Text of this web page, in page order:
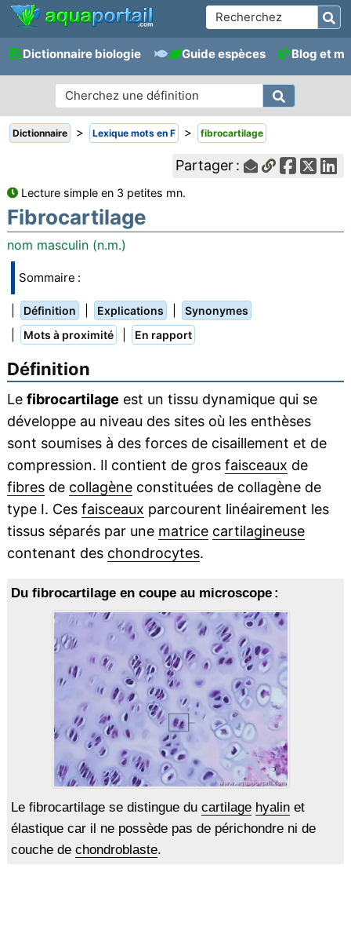
Dictionnaire biologie Guide espèces Blog et
Dictionnaire > Lexique mots en F > fibrocartilage
Partager :
Lecture simple en 3 petites mn.
Fibrocartilage
nom masculin (n.m.)
Sommaire :
Définition Explications Synonymes
Mots à proximité En rapport
Définition
Le fibrocartilage est un tissu dynamique qui se
développe au niveau des sites où les enthèses
sont soumises à des forces de cisaillement et de
compression. Il contient de gros faisceaux de
fibresde collagèneconstituées de collagène de
type I. Ces faisceaux parcourent linéairement les
tissus séparés par une matrice cartilagineuse
contenant des chondrocytes.
Du fibrocartilage en coupe au microscope :
Le fibrocartilage se distingue du cartilage hyalinet
élastique car il ne possède pas de périchondre ni de
couche de chondroblaste.